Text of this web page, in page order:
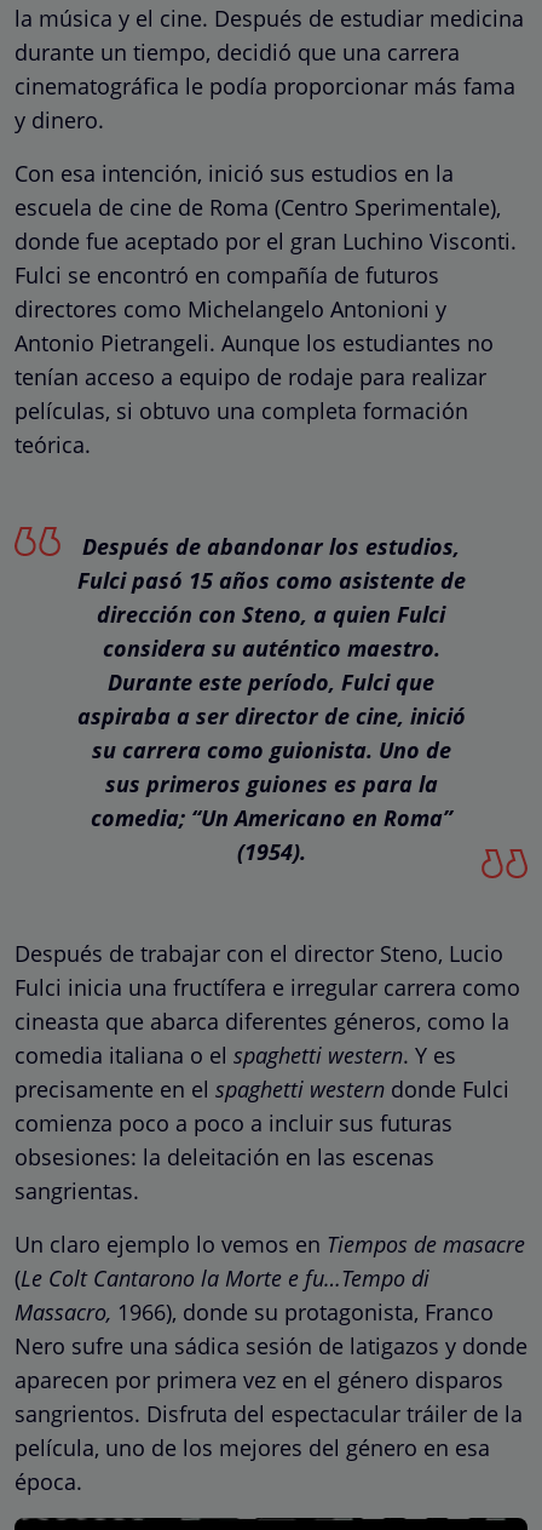
la música y el cine. Después de estudiar medicina
durante un tiempo, decidió que una carrera
cinematográfica le podía proporcionar más fama
y dinero.
Con esa intención, inició sus estudios en la
escuela de cine de Roma (Centro Sperimentale),
donde fue aceptado por el gran Luchino Visconti.
Fulci se encontró en compañía de futuros
directores como Michelangelo Antonioni y
Antonio Pietrangeli. Aunque los estudiantes no
tenían acceso a equipo de rodaje para realizar
películas, si obtuvo una completa formación
teórica.
Después de abandonar los estudios,
Fulci pasó 15 años como asistente de
dirección con Steno, a quien Fulci
considera su auténtico maestro.
Durante este período, Fulci que
aspiraba a ser director de cine, inició
su carrera como guionista. Uno de
sus primeros guiones es para la
comedia; “Un Americano en Roma”
(1954).
Después de trabajar con el director Steno, Lucio
Fulci inicia una fructífera e irregular carrera como
cineasta que abarca diferentes géneros, como la
comedia italiana o el spaghetti western. Y es
precisamente en el spaghetti western donde Fulci
comienza poco a poco a incluir sus futuras
obsesiones: la deleitación en las escenas
sangrientas.
Un claro ejemplo lo vemos en Tiempos de masacre
(Le Colt Cantarono la Morte e fu…Tempo di
Massacro, 1966), donde su protagonista, Franco
Nero sufre una sádica sesión de latigazos y donde
aparecen por primera vez en el género disparos
sangrientos. Disfruta del espectacular tráiler de la
película, uno de los mejores del género en esa
época.